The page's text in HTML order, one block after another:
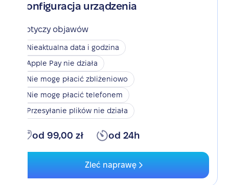
Konfiguracja urządzenia
Dotyczy objawów
Nieaktualna data i godzina
Apple Pay nie działa
Nie mogę płacić zbliżeniowo
Nie mogę płacić telefonem
Przesyłanie plików nie działa
od 99,00 zł od 24h
Zleć naprawę